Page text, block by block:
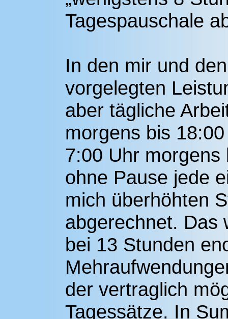
Tagespauschale
In den mir und
vorgelegten
aber tägliche
morgens bis
7:00 Uhr
ohne Pause jede
mich überhöhten
abgerechnet. Das
bei 13 Stunden
der vertraglich
Tagessätze. In